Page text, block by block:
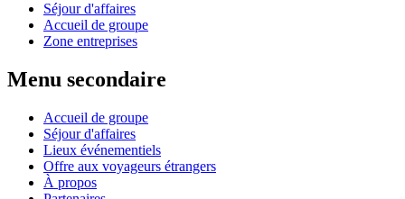
Séjour d'affaires
Accueil de groupe
Zone entreprises
Menu secondaire
Accueil de groupe
Séjour d'affaires
Lieux événementiels
Offre aux voyageurs étrangers
À propos